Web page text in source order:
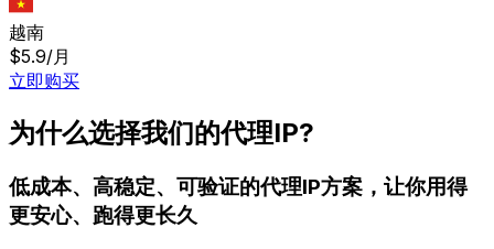
越南
$5.9/月
立即购买
为什么选择我们的代理IP?
低成本、高稳定、可验证的代理IP方案，让你用得
更安心、跑得更长久